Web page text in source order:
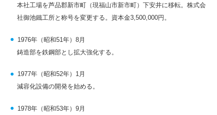
本社工場を芦品郡新市町（現福山市新市町）下安井に移転。株式会
社御池鐵工所と称号を変更する。資本金3,500,000円。
1976年（昭和51年）8月
鋳造部を鉄鋼部とし拡大強化する。
1977年（昭和52年）1月
減容化設備の開発を始める。
1978年（昭和53年）9月